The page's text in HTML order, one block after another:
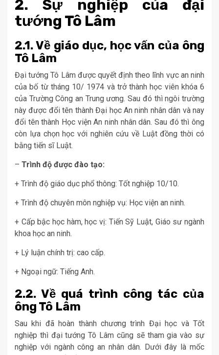
2. Sự nghiệp của đại
tướng Tô Lâm
2.1. Về giáo dục, học vấn của ông
Tô Lâm
Đại tướng Tô Lâm được quyết định theo lĩnh vực an ninh
của bố từ tháng 10/ 1974 và trở thành học viên khóa 6
của Trường Công an Trung ương. Sau đó thì ngôi trường
này được đổi tên thành Đại học An ninh nhân dân và nay
đổi tên thành Học viện An ninh nhân dân. Sau đó thì ông
còn lựa chọn học với nghiên cứu về Luật đồng thời có
bằng tiến sĩ Luật.
– Trình độ được đào tạo:
+ Trình độ giáo dục phổ thông: Tốt nghiệp 10/10.
+ Trình độ chuyên môn nghiệp vụ: Học viện an ninh.
+ Cấp bậc học hàm, học vị: Tiến Sỹ Luật, Giáo sư ngành
khoa học an ninh.
+ Lý luận chính trị: cao cấp.
+ Ngoại ngữ: Tiếng Anh.
2.2. Về quá trình công tác của
ông Tô Lâm
Sau khi đã hoàn thành chương trình Đại học và Tốt
nghiệp thì đại tướng Tô Lâm cũng sẽ tham gia vào sự
nghiệp với ngành công an nhân dân. Dưới đây là mốc